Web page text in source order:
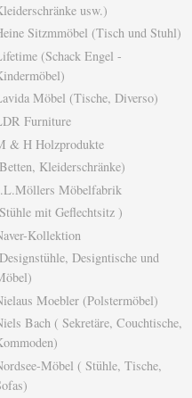
usw.)
Sitzmmöbel (Tisch und Stuhl)
(Schack Engel -
Möbel (Tische, Diverso)
Furniture
& H Holzprodukte
Kleiderschränke)
Möbelfabrik
mit Geflechtsitz )
Kollektion
Designtische und
Moebler (Polstermöbel)
Bach ( Sekretäre, Couchtische,
Möbel ( Stühle, Tische,